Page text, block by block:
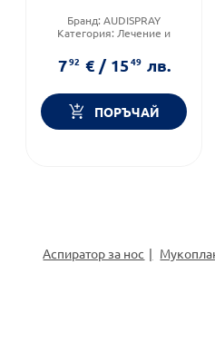
Бранд:AUDISPRAY
Категория: Лечение и
Форма на продукта:
792 € / 1549 лв.
ПОРЪЧАЙ
Аспиратор за нос